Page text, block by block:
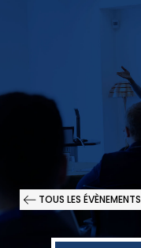
TOUS LES ÉVÈNEMENTS